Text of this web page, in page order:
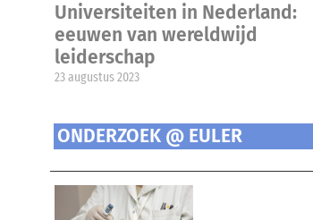
Universiteiten in Nederland:
eeuwen van wereldwijd
leiderschap
23 augustus 2023
ONDERZOEK @ EULER